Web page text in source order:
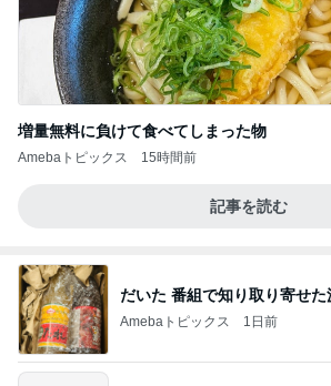
増量無料に負けて食べてしまった物
Amebaトピックス 15時間前
記事を読む
だいた 番組で知り取り寄せた
Amebaトピックス 1日前